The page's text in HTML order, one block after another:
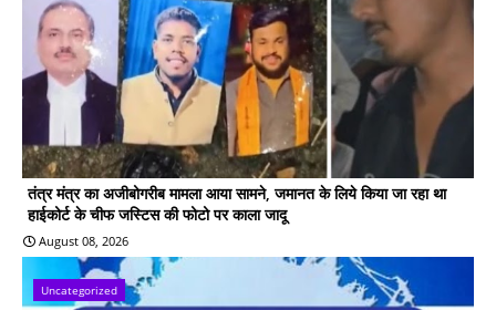
तंत्र मंत्र का अजीबोगरीब मामला आया सामने, जमानत के लिये किया जा रहा था
हाईकोर्ट के चीफ जस्टिस की फोटो पर काला जादू
August 08, 2026
Uncategorized